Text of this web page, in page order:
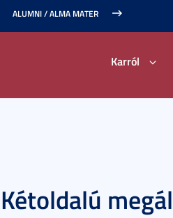
ALUMNI / ALMA MATER
Karról
Kétoldalú